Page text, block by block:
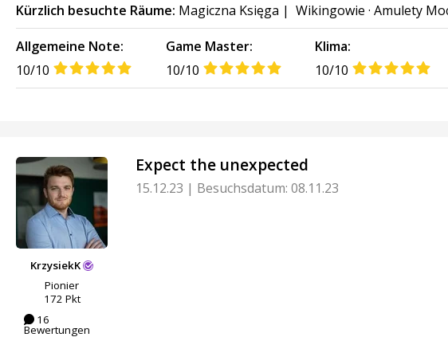
Kürzlich besuchte Räume: Magiczna Księga | Wikingowie · Amulety
Allgemeine Note:
10/10
Game Master:
10/10
Klima:
10/10
KrzysiekK
Pionier
172 Pkt
16
Bewertungen
Expect the unexpected
15.12.23 | Besuchsdatum: 08.11.23